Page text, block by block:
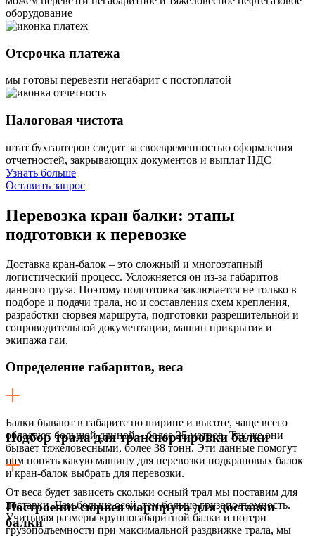
оборудование
Отсрочка платежа
мы готовы перевезти негабарит с постоплатой
Налоговая чистота
штат бухгалтеров следит за своевременностью оформления
отчетностей, закрывающих документов и выплат НДС
Узнать больше
Оставить запрос
Перевозка кран балки: этапы
подготовки к перевозке
Доставка кран-балок – это сложный и многоэтапный
логистический процесс. Усложняется он из-за габаритов
данного груза. Поэтому подготовка заключается не только в
подборе и подачи трала, но и составления схем крепления,
разработки сюрвея маршрута, подготовки разрешительной и
сопроводительной документации, машин прикрытия и
экипажа гаи.
Определение габаритов, веса
Балки бывают в габарите по ширине и высоте, чаще всего
обладают большой длиной – более 25 метров. Так же они
бывает тяжеловесными, более 38 тонн. Эти данные помогут
нам понять какую машину для перевозки подкрановых балок
и кран-балок выбрать для перевозки.
Подбор трала для транспортировки балки
От веса будет зависеть скольки осный трал мы поставим для
доставки. Чем больше осей, тем больше грузоподъемность.
Учитывая размеры крупногабаритной балки и потери
грузоподъемности при максимальной раздвижке трала, мы
Построение сюрвея маршрута для доставки
балки